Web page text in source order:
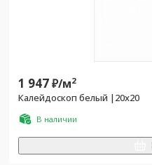
1 947₽/м2
Калейдоскоп белый |20x20
В наличии